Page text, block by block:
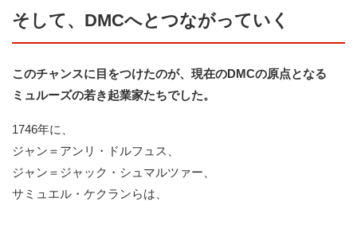
そして、DMCへとつながっていく
このチャンスに目をつけたのが、現在のDMCの原点となる
ミュルーズの若き起業家たちでした。
1746年に、
ジャン＝アンリ・ドルフュス、
ジャン＝ジャック・シュマルツァー、
サミュエル・ケクランらは、